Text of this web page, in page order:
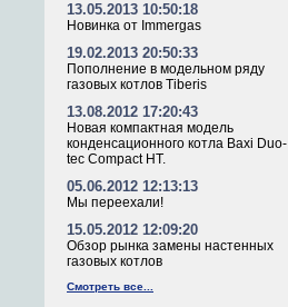
13.05.2013 10:50:18
Новинка от Immergas
19.02.2013 20:50:33
Пополнение в модельном ряду
газовых котлов Tiberis
13.08.2012 17:20:43
Новая компактная модель
конденсационного котла Baxi Duo-
tec Compact HT.
05.06.2012 12:13:13
Мы переехали!
15.05.2012 12:09:20
Обзор рынка замены настенных
газовых котлов
Смотреть все...